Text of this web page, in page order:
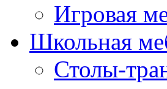
Игровая
Школьная
Столы-